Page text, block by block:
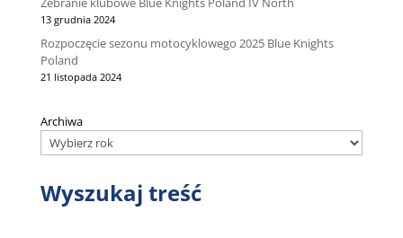
13 grudnia 2024
Rozpoczęcie sezonu motocyklowego 2025 Blue Knights
Poland
21 listopada 2024
Archiwa
Wyszukaj treść